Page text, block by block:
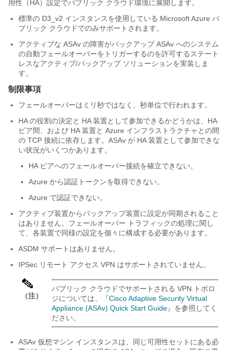
用性（HA）設定でパブリック クラウド環境に展開します。
標準の D3_v2 インスタンスを使用している Microsoft Azure パ
ブリック クラウドでのみサポートされます。
アクティブな ASAv の障害がバックアップ ASAv へのシステム
の自動フェールオーバーをトリガーするのを許可するステート
レスなアクティブ/バックアップ ソリューションを実装しま
す。
制限事項
フェールオーバーはミリ秒ではなく、秒単位で行われます。
HA の役割の決定と HA 装置として参加できるかどうかは、HA
ピア間、および HA 装置と Azure インフラストラクチャとの間
の TCP 接続に依存します。ASAv が HA 装置として参加できな
い状況がいくつかあります。
HA ピアへのフェールオーバー接続を確立できない。
Azure から認証トークンを取得できない。
Azure で認証できない。
アクティブ装置からバックアップ装置に設定が同期されること
はありません。フェールオーバー トラフィックの処理に関し
て、各装置で同様の設定を個々に構成する必要があります。
ASDM サポートはありません。
IPSec リモート アクセス VPN はサポートされていません。
（注）
パブリック クラウドでサポートされる VPN トポロ
ジについては、『Cisco Adaptive Security Virtual
Appliance (ASAv) Quick Start Guide』を参照してく
ださい。
ASAv 仮想マシン インスタンスは、同じ可用性セットにある必